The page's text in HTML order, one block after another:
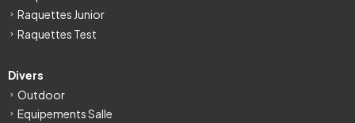
Raquettes Junior
Raquettes Test
Divers
Outdoor
Equipements Salle